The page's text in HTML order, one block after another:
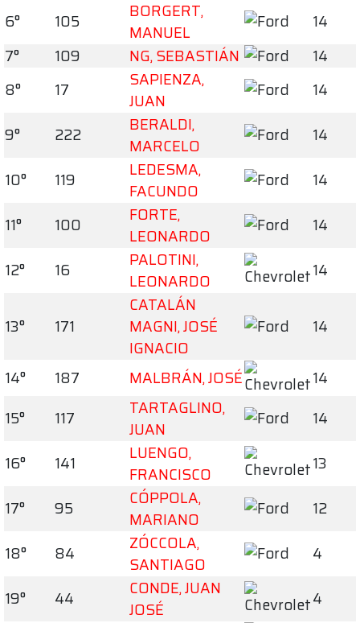
6° 105
BORGERT,
MANUEL
14
7°
109 NG, SEBASTIÁN
14
8°
17
SAPIENZA,
JUAN
14
9°
222
BERALDI,
MARCELO
14
10°
119
LEDESMA,
FACUNDO
14
11°
100
FORTE,
LEONARDO
14
12°
16
PALOTINI,
LEONARDO
14
13° 171
CATALÁN
MAGNI, JOSÉ
IGNACIO
14
14° 187 MALBRÁN, JOSÉ
14
15°
117
TARTAGLINO,
JUAN
14
16°
141
LUENGO,
FRANCISCO
13
17°
95
CÓPPOLA,
MARIANO
12
18°
84
ZÓCCOLA,
SANTIAGO
4
19°
44
CONDE, JUAN
JOSÉ
4